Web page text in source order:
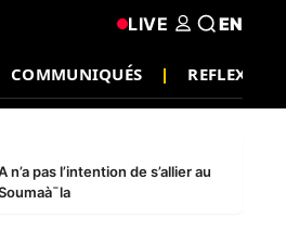
COMMUNIQUÉS REFLEXION
LIVE EN
n’a pas l’intention de s’allier au